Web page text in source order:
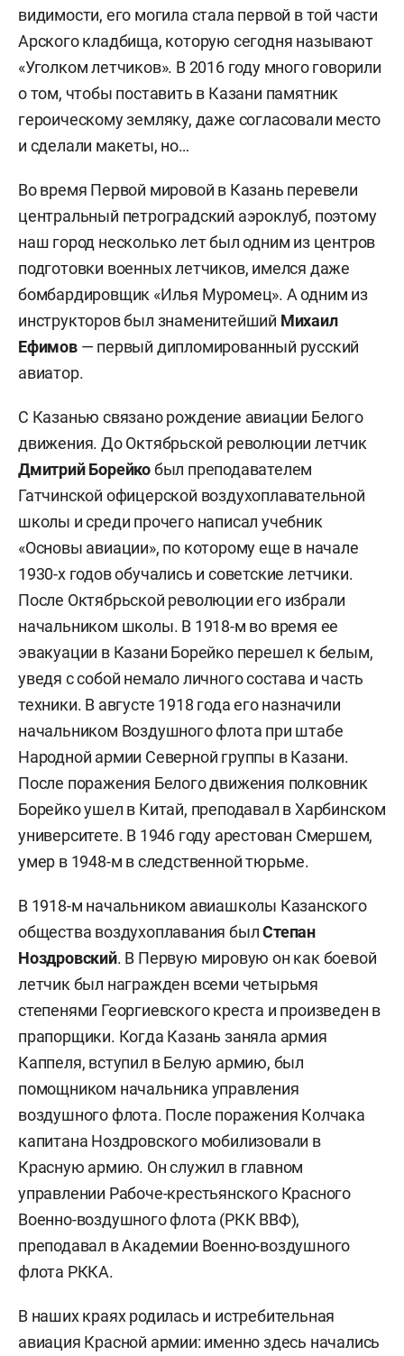
видимости, его могила стала первой в той части
Арского кладбища, которую сегодня называют
«Уголком летчиков». В 2016 году много говорили
о том, чтобы поставить в Казани памятник
героическому земляку, даже согласовали место
и сделали макеты, но…
Во время Первой мировой в Казань перевели
центральный петроградский аэроклуб, поэтому
наш город несколько лет был одним из центров
подготовки военных летчиков, имелся даже
бомбардировщик «Илья Муромец». А одним из
инструкторов был знаменитейший Михаил
Ефимов— первый дипломированный русский
авиатор.
С Казанью связано рождение авиации Белого
движения. До Октябрьской революции летчик
Дмитрий Борейкобыл преподавателем
Гатчинской офицерской воздухоплавательной
школы и среди прочего написал учебник
«Основы авиации», по которому еще в начале
1930-х годов обучались и советские летчики.
После Октябрьской революции его избрали
начальником школы. В 1918-м во время ее
эвакуации в Казани Борейко перешел к белым,
уведя с собой немало личного состава и часть
техники. В августе 1918 года его назначили
начальником Воздушного флота при штабе
Народной армии Северной группы в Казани.
После поражения Белого движения полковник
Борейко ушел в Китай, преподавал в Харбинском
университете. В 1946 году арестован Смершем,
умер в 1948-м в следственной тюрьме.
В 1918-м начальником авиашколы Казанского
общества воздухоплавания былСтепан
Ноздровский. В Первую мировую он как боевой
летчик был награжден всеми четырьмя
степенями Георгиевского креста и произведен в
прапорщики. Когда Казань заняла армия
Каппеля, вступил в Белую армию, был
помощником начальника управления
воздушного флота. После поражения Колчака
капитана Ноздровского мобилизовали в
Красную армию. Он служил в главном
управлении Рабоче-крестьянского Красного
Военно-воздушного флота (РКК ВВФ),
преподавал в Академии Военно-воздушного
флота РККА.
В наших краях родилась и истребительная
авиация Красной армии: именно здесь начались